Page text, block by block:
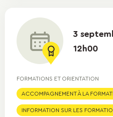
3
12h00
FORMATIONS ET ORIENTATION
ACCOMPAGNEMENT À LA
INFORMATION SUR LES